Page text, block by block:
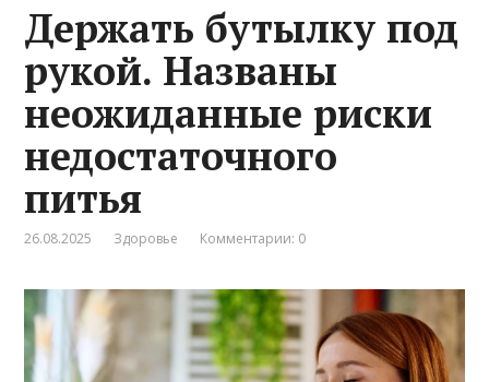
Держать бутылку под
рукой. Названы
неожиданные риски
недостаточного
питья
26.08.2025 Здоровье Комментарии: 0